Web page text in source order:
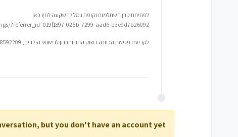
לפתיחת קרן השתלמות וקופת גמל להשקעה לחץ כאן
?referrer_id=019f1897-025b-7299-aad6-b3e9d7b26092
לקביעת פגישת הכוונה בשוק ההון ותכנון לנישואי הילדים, 0548592209
but you don't have an account yet.